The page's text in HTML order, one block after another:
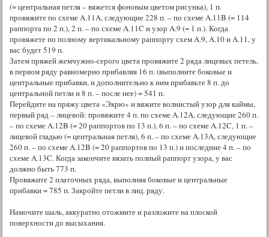
(= центральная петля – вяжется фоновым цветом рисунка), 1 п.
провяжите по схеме A.11A, следующие 228 п. – по схеме A.11B (= 114
раппорта по 2 п.), 2 п. – по схеме A.11C и узор A.9 (= 1 п.). Когда
провяжете по полному вертикальному раппорту схем A.9, A.10 и A.11, у
вас будет 519 п.
Затем пряжей жемчужно-серого цвета провяжите 2 ряда лицевых петель,
в первом ряду равномерно прибавляя 16 п. (выполните боковые и
центральные прибавки, и дополнительно к ним прибавьте 8 п. до
центральной петли и 8 п. – после нее) = 541 п.
Перейдите на пряжу цвета «Экрю» и вяжите волнистый узор для каймы,
первый ряд – лицевой: провяжите 4 п. по схеме A.12A, следующие 260 п.
– по схеме A.12B (= 20 раппортов по 13 п.), 6 п. – по схеме A.12C, 1 п. –
лицевой гладью (= центральная петля), 6 п. – по схеме A.13A, следующие
260 п. – по схеме A.12B (= 20 раппортов по 13 п.) и последние 4 п. – по
схеме A.13C. Когда закончите вязать полный раппорт узора, у вас
должно быть 773 п.
Провяжите 2 платочных ряда, выполняя боковые и центральные
прибавки = 785 п. Закройте петли в лиц. ряду.
Намочите шаль, аккуратно отожмите и разложите на плоской
поверхности до высыхания.